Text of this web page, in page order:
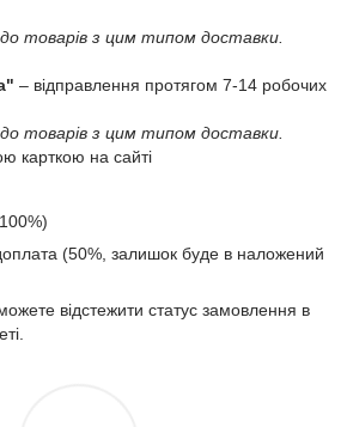
товарів з цим типом доставки.
– відправлення протягом 7-14 робочих
товарів з цим типом доставки.
карткою на сайті
(50%, залишок буде в наложений
відстежити статус замовлення в